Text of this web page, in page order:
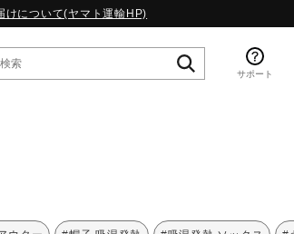
けについて(ヤマト運輸HP)
サポート